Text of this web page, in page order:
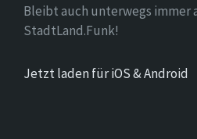
Bleibt auch unterwegs immer
StadtLand.Funk!
Jetzt laden für iOS & Android